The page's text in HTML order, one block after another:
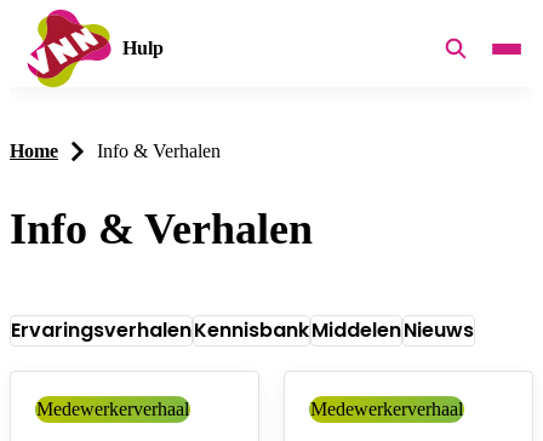
Hulp
Home Info & Verhalen
Info & Verhalen
Categorieën
ErvaringsverhalenKennisbankMiddelenNieuws
Overzicht
Categorie:
Medewerkerverhaal Categorie:
Medewerkerverhaal